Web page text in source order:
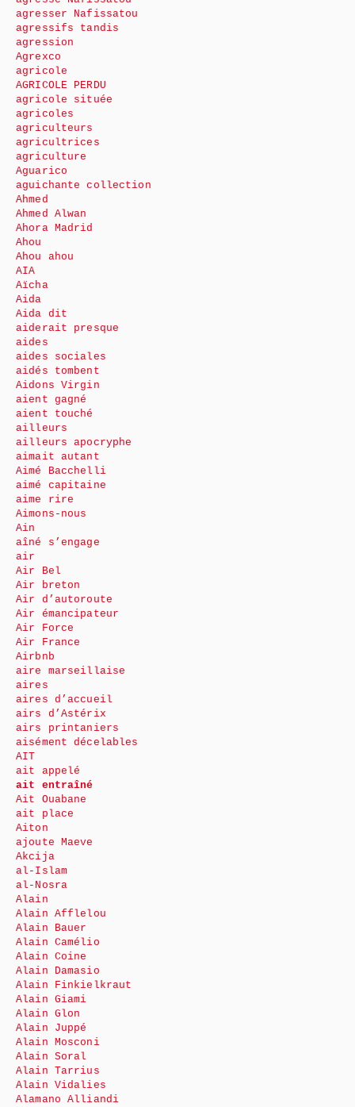
agresser Nafissatou
agressifs tandis
agression
Agrexco
agricole
AGRICOLE PERDU
agricole située
agricoles
agriculteurs
agricultrices
agriculture
Aguarico
aguichante collection
Ahmed
Ahmed Alwan
Ahora Madrid
Ahou
Ahou ahou
AIA
Aïcha
Aida
Aida dit
aiderait presque
aides
aides sociales
aidés tombent
Aidons Virgin
aient gagné
aient touché
ailleurs
ailleurs apocryphe
aimait autant
Aimé Bacchelli
aimé capitaine
aime rire
Aimons-nous
Ain
aîné s’engage
air
Air Bel
Air breton
Air d’autoroute
Air émancipateur
Air Force
Air France
Airbnb
aire marseillaise
aires
aires d’accueil
airs d’Astérix
airs printaniers
aisément décelables
AIT
ait appelé
ait entraîné
Ait Ouabane
ait place
Aiton
ajoute Maeve
Akcija
al-Islam
al-Nosra
Alain
Alain Afflelou
Alain Bauer
Alain Camélio
Alain Coine
Alain Damasio
Alain Finkielkraut
Alain Giami
Alain Glon
Alain Juppé
Alain Mosconi
Alain Soral
Alain Tarrius
Alain Vidalies
Alamano Alliandi